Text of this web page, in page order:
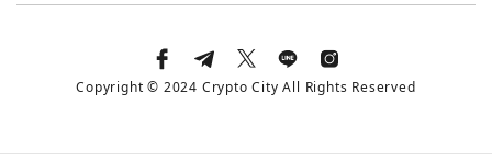
Copyright © 2024 Crypto City All Rights Reserved